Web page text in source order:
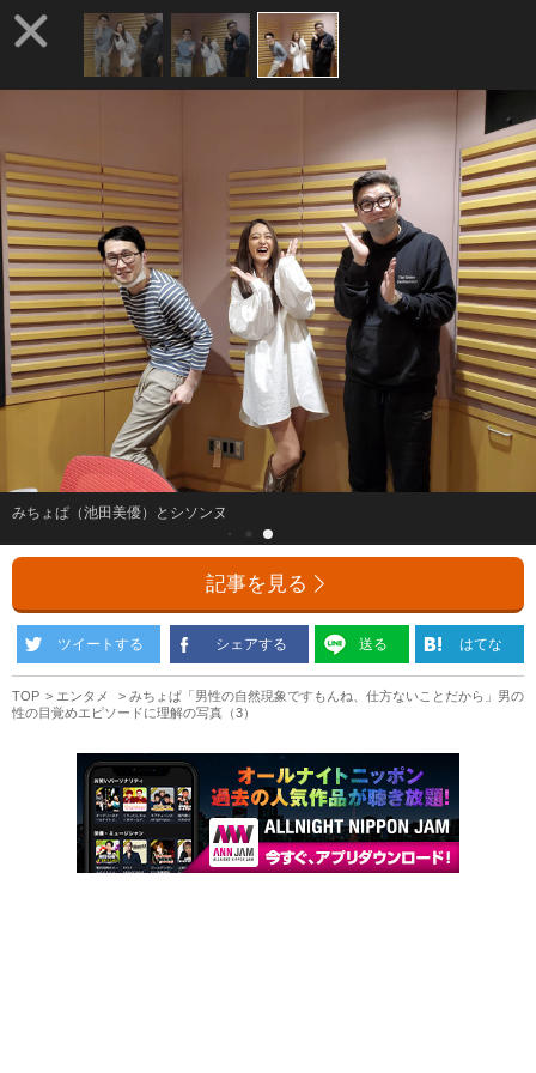
みちょぱ（池田美優）とシソンヌ
記事を見る
ツイートする シェアする 送る はてな
TOP エンタメ
みちょぱ「男性の自然現象ですもんね、仕方ないことだから」男の
性の目覚めエピソードに理解の写真（3）